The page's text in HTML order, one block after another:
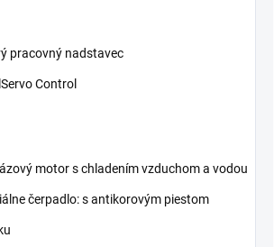
pracovný nadstavec
Control
motor s chladením vzduchom a vodou
čerpadlo: s antikorovým piestom